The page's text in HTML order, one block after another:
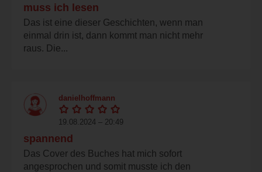
muss ich lesen
Das ist eine dieser Geschichten, wenn man
einmal drin ist, dann kommt man nicht mehr
raus. Die...
danielhoffmann
19.08.2024 – 20:49
spannend
Das Cover des Buches hat mich sofort
angesprochen und somit musste ich den